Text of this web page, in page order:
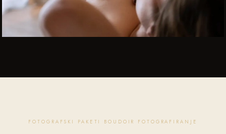
FOTOGRAFSKI PAKETI BOUDOIR FOTOGRAFIRANJE